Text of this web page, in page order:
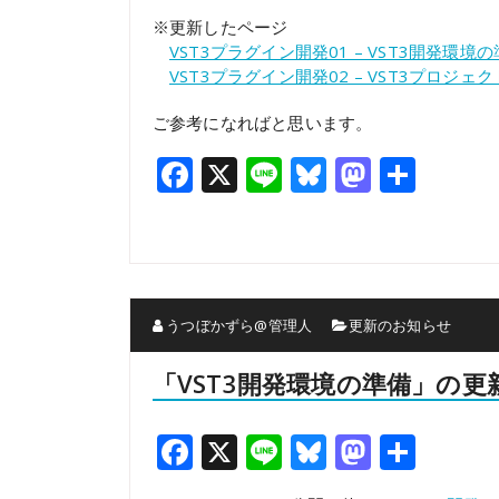
※更新したページ
VST3プラグイン開発01 – VST3開発環境の
VST3プラグイン開発02 – VST3プロジェク
ご参考になればと思います。
Facebook
X LineBluesky
共
うつぼかずら@管理人 更新のお知らせ
「VST3開発環境の準備」の更
Facebook
X LineBluesky
共
有